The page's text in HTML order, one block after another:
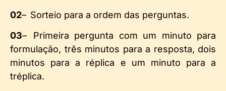
02– Sorteio para a ordem das perguntas.
03–
Primeira pergunta com um minuto para
formulação, três minutos para a resposta, dois
minutos para a réplica e um minuto para a
tréplica.